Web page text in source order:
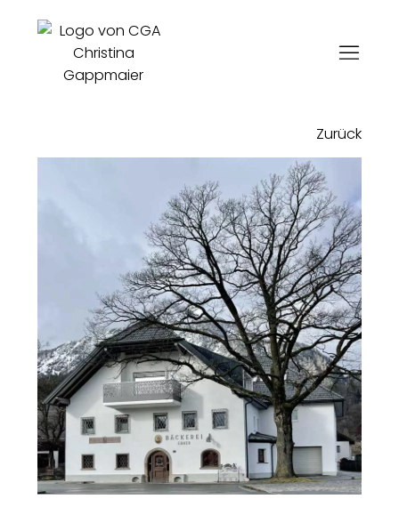
Zurück